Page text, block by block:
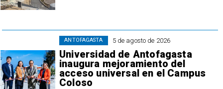
5 de agosto de 2026
Universidad de Antofagasta
inaugura mejoramiento del
acceso universal en el Campus
Coloso
ANTOFAGASTA